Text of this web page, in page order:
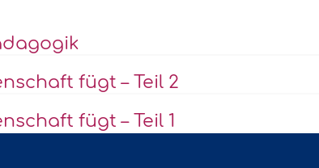
fügt – Teil 2
fügt – Teil 1